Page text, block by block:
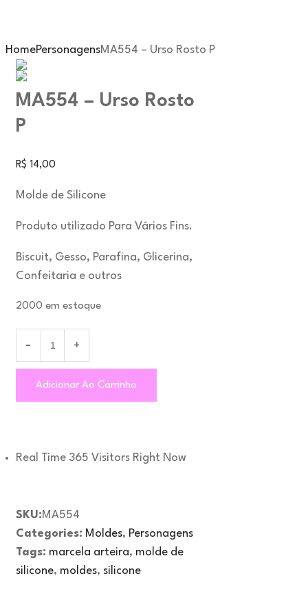
HomePersonagensMA554 – Urso Rosto P
MA554 – Urso Rosto
P
R$ 14,00
Molde de Silicone
Produto utilizado Para Vários Fins.
Biscuit, Gesso, Parafina, Glicerina,
Confeitaria e outros
2000 em estoque
Adicionar Ao Carrinho
Real Time 365 Visitors Right Now
SKU:MA554
Categories: Moldes, Personagens
Tags: marcela arteira, molde de
silicone, moldes, silicone